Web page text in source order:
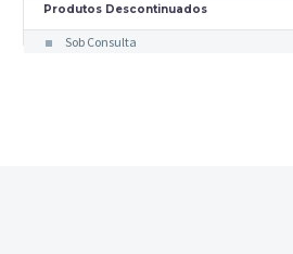
Produtos Descontinuados
Sob Consulta